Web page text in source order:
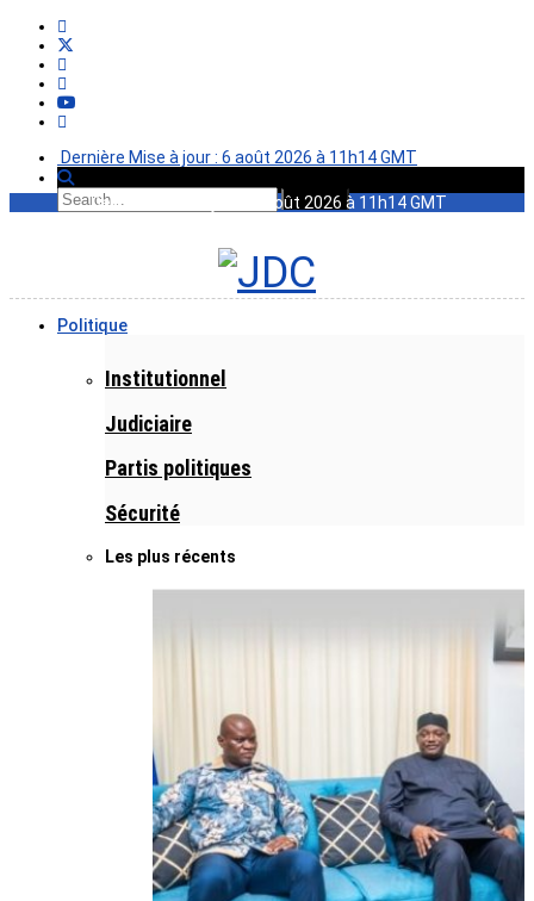
Dernière Mise à jour : 6 août 2026 à 11h14 GMT
Dernière Mise à jour : 6 août 2026 à 11h14 GMT
Politique
Institutionnel
Judiciaire
Partis politiques
Sécurité
Les plus récents